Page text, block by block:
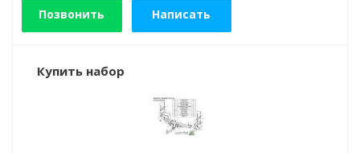
Позвонить Написать
Купить набор